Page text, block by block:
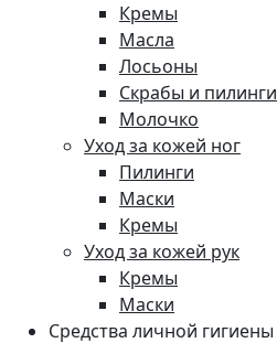
Кремы
Масла
Лосьоны
Скрабы и пилинги
Молочко
Уход за кожей ног
Пилинги
Маски
Кремы
Уход за кожей рук
Кремы
Маски
Средства личной гигиены